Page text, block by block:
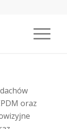
oraz